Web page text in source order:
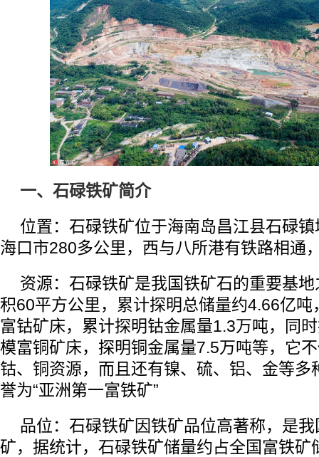
一、石碌铁矿简介
位置：石碌铁矿位于海南岛昌江县石碌
海口市280多公里，西与八所港有铁路相通
资源：石碌铁矿是我国铁矿石的重要基
积60平方公里，累计探明总储量约4.66亿吨
富钴矿床，累计探明钴金属量1.3万吨，同
模富铜矿床，探明铜金属量7.5万吨等，它
钴、铜资源，而且还有镍、硫、铝、金等多
誉为“亚洲第一富铁矿”
品位：石碌铁矿因铁矿品位高著称，是
矿，据统计，石碌铁矿储量约占全国富铁矿